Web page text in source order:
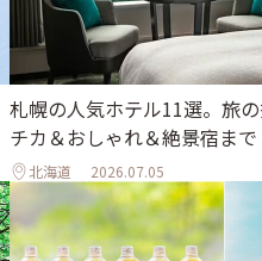
札幌の人気ホテル11選。旅
チカ＆おしゃれ＆絶景宿まで
北海道 2026.07.05